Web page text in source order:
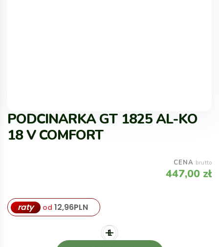
PODCINARKA GT 1825 AL-KO
18 V COMFORT
CENA brutto
447,00 zł
raty od 12,96PLN